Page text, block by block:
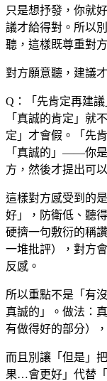
只是想抒發，你就
議才給得對。所以
聽，這樣既尊重對
對方願意聽，建議
Q：「先肯定再建
「真誠的肯定」就
定」才會假。「先
「真誠的」——你
方，然後才提出可
這樣對方感受到的
好」，防衛低、聽
硬擠一句敷衍的稱
一堆批評），對方
反感。
所以重點不是「有
真誠的」。做法：
有做得好的部分）
而且別讓「但是」
果…會更好」代替